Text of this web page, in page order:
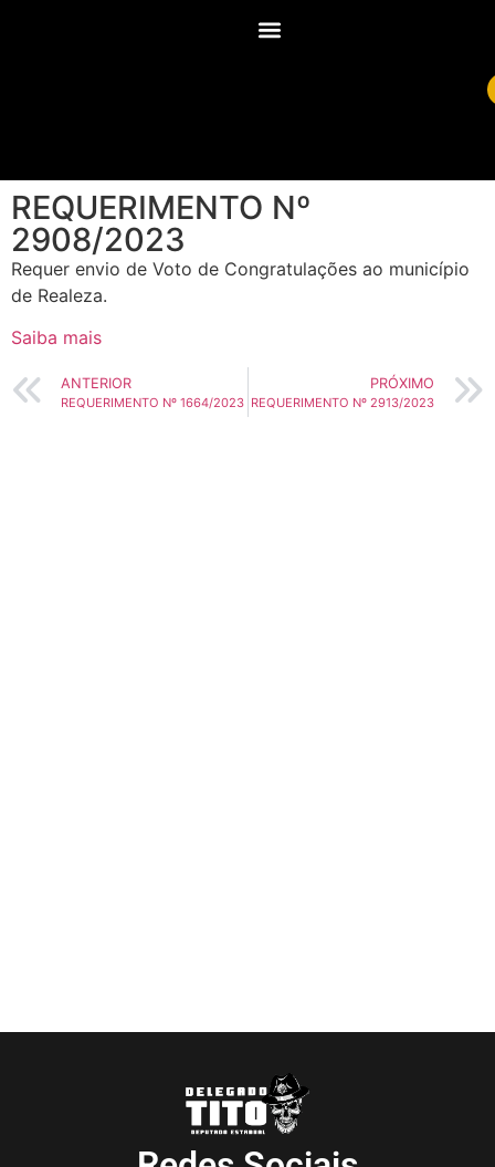
REQUERIMENTO Nº
2908/2023
Requer envio de Voto de Congratulações ao município
de Realeza.
Saiba mais
ANTERIOR
REQUERIMENTO Nº 1664/2023
PRÓXIMO
REQUERIMENTO Nº 2913/2023